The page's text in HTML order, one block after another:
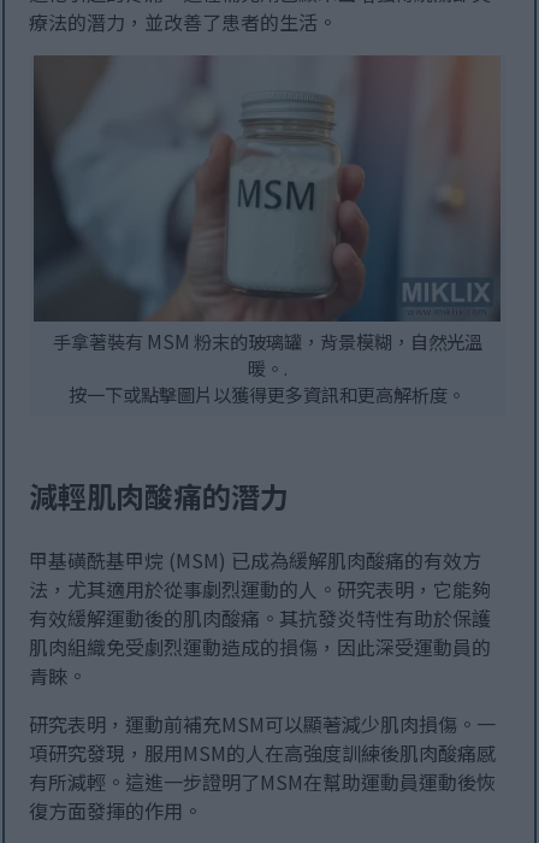
療法的潛力，並改善了患者的生活。
手拿著裝有 MSM 粉末的玻璃罐，背景模糊，自然光溫
暖。.
按一下或點擊圖片以獲得更多資訊和更高解析度。
減輕肌肉酸痛的潛力
甲基磺酰基甲烷 (MSM) 已成為緩解肌肉酸痛的有效方
法，尤其適用於從事劇烈運動的人。研究表明，它能夠
有效緩解運動後的肌肉酸痛。其抗發炎特性有助於保護
肌肉組織免受劇烈運動造成的損傷，因此深受運動員的
青睞。
研究表明，運動前補充MSM可以顯著減少肌肉損傷。一
項研究發現，服用MSM的人在高強度訓練後肌肉酸痛感
有所減輕。這進一步證明了MSM在幫助運動員運動後恢
復方面發揮的作用。